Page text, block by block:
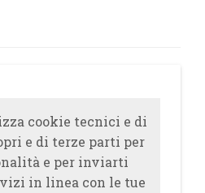
cookie tecnici e di
e di terze parti per
e per inviarti
in linea con le tue